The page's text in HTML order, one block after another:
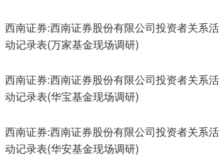
西南证券:西南证券股份有限公司投资者关系活
动记录表(万家基金现场调研)
西南证券:西南证券股份有限公司投资者关系活
动记录表(华宝基金现场调研)
西南证券:西南证券股份有限公司投资者关系活
动记录表(华安基金现场调研)